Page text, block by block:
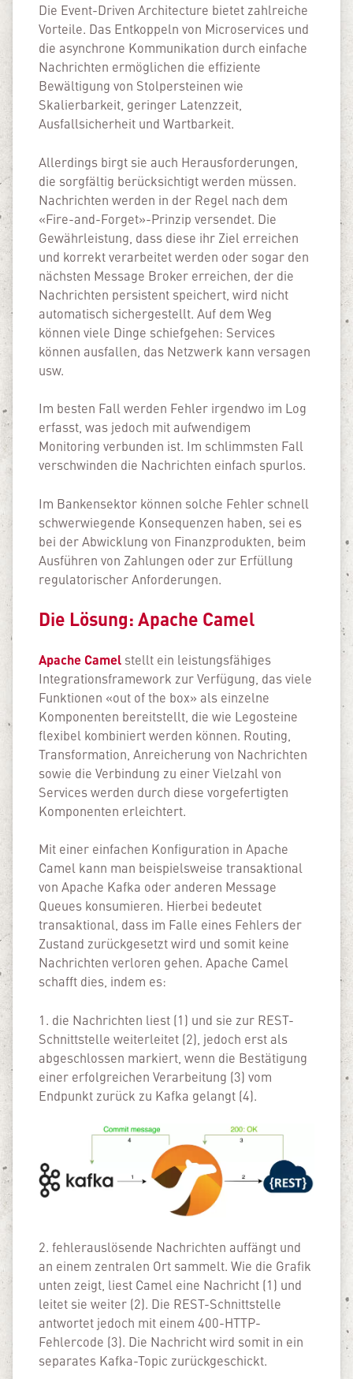
Die Event-Driven Architecture bietet zahlreiche
Vorteile. Das Entkoppeln von Microservices und
die asynchrone Kommunikation durch einfache
Nachrichten ermöglichen die effiziente
Bewältigung von Stolpersteinen wie
Skalierbarkeit, geringer Latenzzeit,
Ausfallsicherheit und Wartbarkeit.
Allerdings birgt sie auch Herausforderungen,
die sorgfältig berücksichtigt werden müssen.
Nachrichten werden in der Regel nach dem
«Fire-and-Forget»-Prinzip versendet. Die
Gewährleistung, dass diese ihr Ziel erreichen
und korrekt verarbeitet werden oder sogar den
nächsten Message Broker erreichen, der die
Nachrichten persistent speichert, wird nicht
automatisch sichergestellt. Auf dem Weg
können viele Dinge schiefgehen: Services
können ausfallen, das Netzwerk kann versagen
usw.
Im besten Fall werden Fehler irgendwo im Log
erfasst, was jedoch mit aufwendigem
Monitoring verbunden ist. Im schlimmsten Fall
verschwinden die Nachrichten einfach spurlos.
Im Bankensektor können solche Fehler schnell
schwerwiegende Konsequenzen haben, sei es
bei der Abwicklung von Finanzprodukten, beim
Ausführen von Zahlungen oder zur Erfüllung
regulatorischer Anforderungen.
Die Lösung: Apache Camel
Apache Camelstellt ein leistungsfähiges
Integrationsframework zur Verfügung, das viele
Funktionen «out of the box» als einzelne
Komponenten bereitstellt, die wie Legosteine
flexibel kombiniert werden können. Routing,
Transformation, Anreicherung von Nachrichten
sowie die Verbindung zu einer Vielzahl von
Services werden durch diese vorgefertigten
Komponenten erleichtert.
Mit einer einfachen Konfiguration in Apache
Camel kann man beispielsweise transaktional
von Apache Kafka oder anderen Message
Queues konsumieren. Hierbei bedeutet
transaktional, dass im Falle eines Fehlers der
Zustand zurückgesetzt wird und somit keine
Nachrichten verloren gehen. Apache Camel
schafft dies, indem es:
1. die Nachrichten liest (1) und sie zur REST-
Schnittstelle weiterleitet (2), jedoch erst als
abgeschlossen markiert, wenn die Bestätigung
einer erfolgreichen Verarbeitung (3) vom
Endpunkt zurück zu Kafka gelangt (4).
2. fehlerauslösende Nachrichten auffängt und
an einem zentralen Ort sammelt. Wie die Grafik
unten zeigt, liest Camel eine Nachricht (1) und
leitet sie weiter (2). Die REST-Schnittstelle
antwortet jedoch mit einem 400-HTTP-
Fehlercode (3). Die Nachricht wird somit in ein
separates Kafka-Topic zurückgeschickt.